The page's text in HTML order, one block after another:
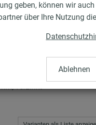
geben, können wir
über Ihre Nutzung
Ablehnen
Konsolensets
verzinkt